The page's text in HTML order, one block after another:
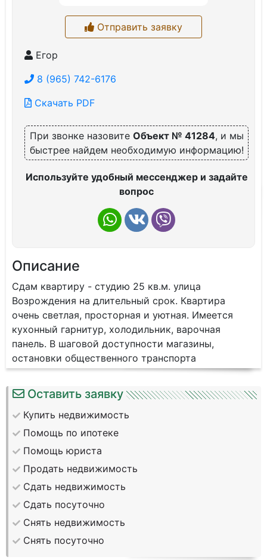
Отправить заявку
Егор
8 (965) 742-6176
Скачать PDF
При звонке назовите Объект № 41284, и мы
быстрее найдем необходимую информацию!
Используйте удобный мессенджер и задайте
вопрос
Описание
Сдам квартиру - студию 25 кв.м. улица
Возрождения на длительный срок. Квартира
очень светлая, просторная и уютная. Имеется
кухонный гарнитур, холодильник, варочная
панель. В шаговой доступности магазины,
остановки общественного транспорта
Оставить заявку
Купить недвижимость
Помощь по ипотеке
Помощь юриста
Продать недвижимость
Сдать недвижимость
Сдать посуточно
Снять недвижимость
Снять посуточно